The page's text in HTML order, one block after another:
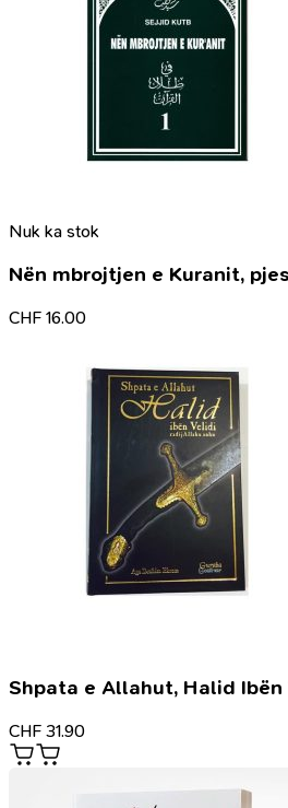
Nuk ka stok
Nën mbrojtjen e Kuranit,
CHF 16.00
Shpata e Allahut, Halid Ibën
CHF 31.90